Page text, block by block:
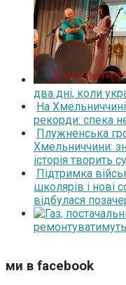
два дні, коли
На
рекорди: спека
Плужненська
Хмельниччини:
історія творить
Підтримка
школярів і нові
відбулася
ми в facebook